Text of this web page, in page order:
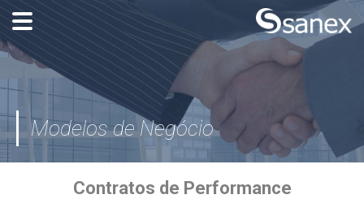
Modelos de Negócio
Contratos de Performance